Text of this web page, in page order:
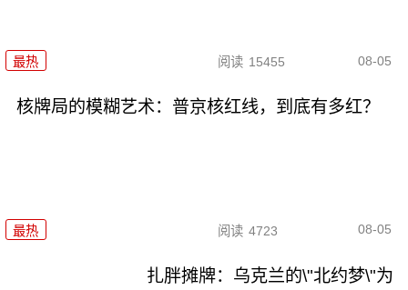
最热 阅读 15455 08-05
核牌局的模糊艺术：普京核红线，到底有多红？
最热 阅读 4723 08-05
扎胖摊牌：乌克兰的\"北约梦\"为